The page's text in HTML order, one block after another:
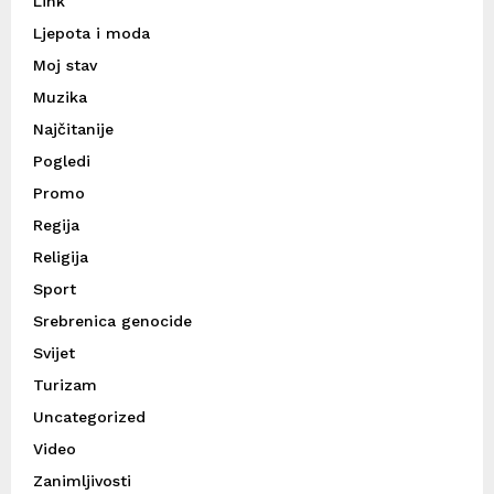
Ljepota i moda
Moj stav
Muzika
Najčitanije
Pogledi
Promo
Regija
Religija
Sport
Srebrenica genocide
Svijet
Turizam
Uncategorized
Video
Zanimljivosti